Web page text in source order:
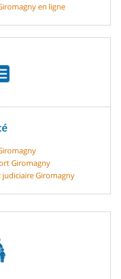
en ligne
Giromagny
judiciaire Giromagny